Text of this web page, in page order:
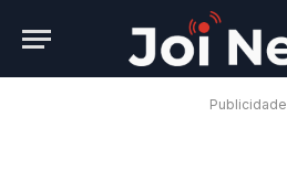
Publicidade